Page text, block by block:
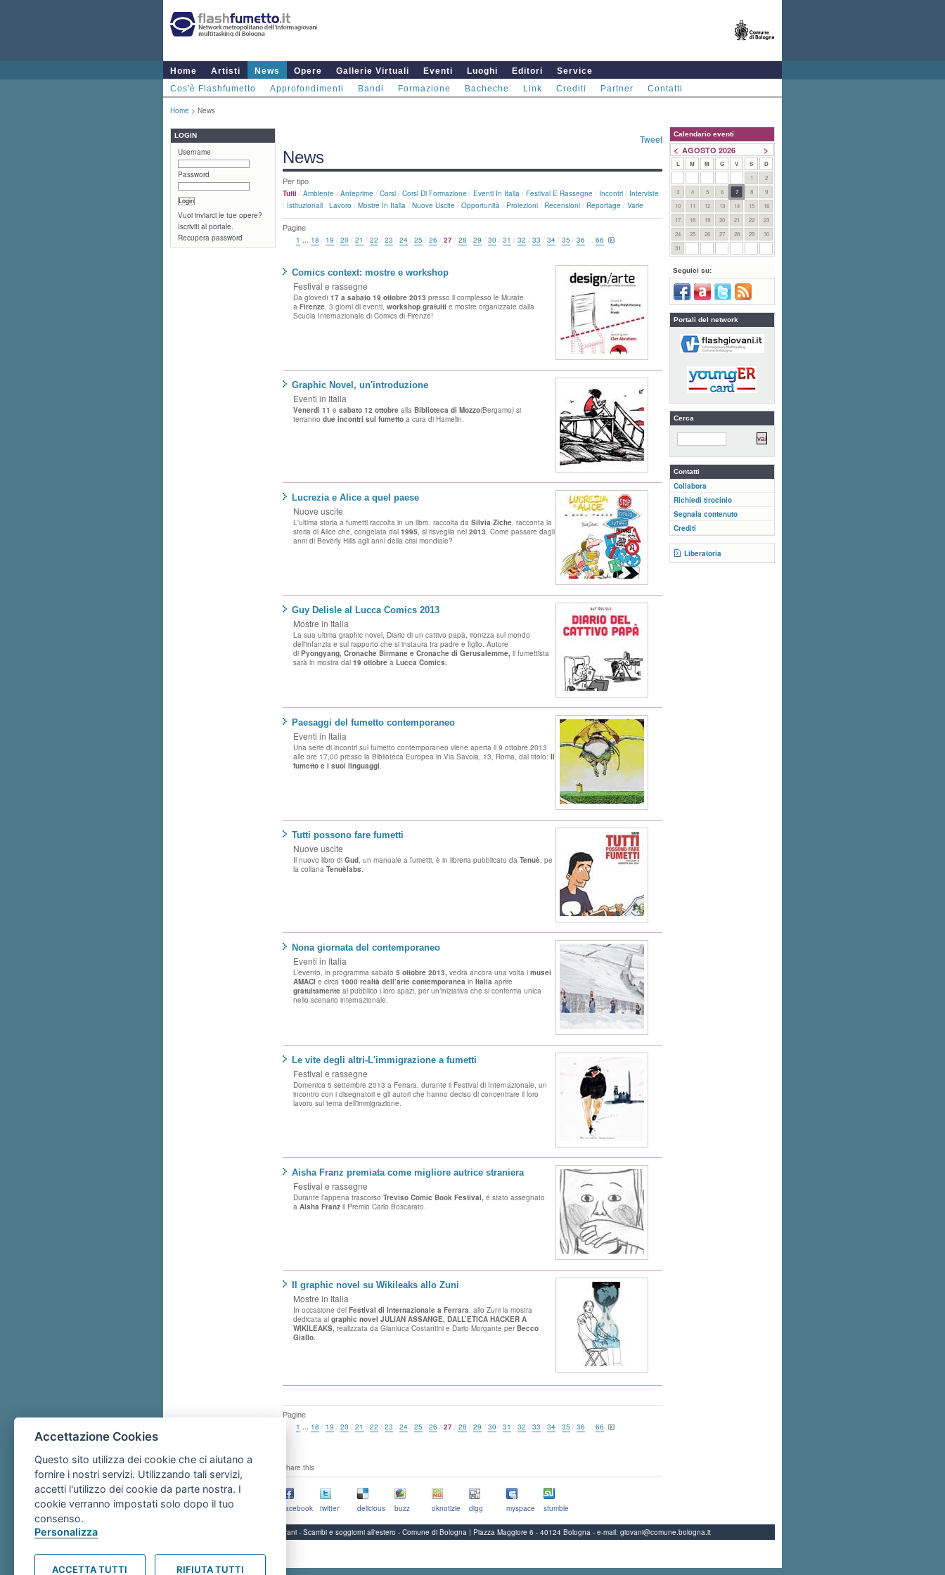
Home Artisti News Opere Gallerie Virtuali Eventi Luoghi Editori
Service
Cos'è Flashfumetto
Approfondimenti Bandi Formazione Bacheche Link Crediti Partner Contatti
Home > News
LOGIN
Username
Password
Vuoi inviarci le tue opere?
Iscriviti al portale.
Recupera password
Tweet
News
Per tipo
Tutti / Ambiente / Anteprime / Corsi / Corsi Di Formazione / Eventi In Italia / Festival E Rassegne / Incontri / Interviste
/ Istituzionali / Lavoro / Mostre In Italia / Nuove Uscite / Opportunità / Proiezioni / Recensioni / Reportage / Varie
Pagine
1 ... 18 / 19 / 20 / 21 / 22 / 23 / 24 / 25 / 26 / 27 / 28 / 29 / 30 / 31 / 32 / 33 / 34 / 35 / 36 ... 66
Comics context: mostre e workshop
Festival e rassegne
Da giovedì 17 a sabato 19 ottobre 2013 presso il complesso le Murate
a Firenze , 3 giorni di eventi, workshop gratuiti e mostre organizzate dalla
Scuola Internazionale di Comics di Firenze!
Graphic Novel, un'introduzione
Eventi in Italia
Venerdì 11 e sabato 12 ottobre alla Biblioteca di Mozzo(Bergamo) si
terranno due incontri sul fumetto a cura di Hamelin.
Lucrezia e Alice a quel paese
Nuove uscite
L'ultima storia a fumetti raccolta in un libro, raccolta da Silvia Ziche , racconta la
storia di Alice che, congelata dal 1995 , si risveglia nel 2013 . Come passare dagli
anni di Beverly Hills agli anni della crisi mondiale?
Guy Delisle al Lucca Comics 2013
Mostre in Italia
La sua ultima graphic novel, Diario di un cattivo papà, ironizza sul mondo
dell'infanzia e sul rapporto che si instaura tra padre e figlio. Autore
di Pyongyang, Cronache Birmane e Cronache di Gerusalemme, il fumettista
sarà in mostra dal 19 ottobre a Lucca Comics.
Paesaggi del fumetto contemporaneo
Eventi in Italia
Una serie di incontri sul fumetto contemporaneo viene aperta il 9 ottobre 2013
alle ore 17,00 presso la Biblioteca Europea in Via Savoia, 13, Roma, dal titolo: Il
fumetto e i suoi linguaggi
Tutti possono fare fumetti
Nuove uscite
Il nuovo libro di Gud , un manuale a fumetti, è in libreria pubblicato da Tenuè , pe
la collana Tenuèlabs
Nona giornata del contemporaneo
Eventi in Italia
L’evento, in programma sabato 5 ottobre 2013, vedrà ancora una volta i musei
AMACI e circa 1000 realtà dell’arte contemporanea in Italia aprire
gratuitamente al pubblico i loro spazi, per un’iniziativa che si conferma unica
nello scenario internazionale.
Le vite degli altri-L'immigrazione a fumetti
Festival e rassegne
Domenica 5 settembre 2013 a Ferrara, durante il Festival di Internazionale, un
incontro con i disegnatori e gli autori che hanno deciso di concentrare il loro
lavoro sul tema dell'immigrazione.
Aisha Franz premiata come migliore autrice straniera
Festival e rassegne
Durante l’appena trascorso Treviso Comic Book Festival, é stato assegnato
a Aisha Franz il Premio Carlo Boscarato.
Il graphic novel su Wikileaks allo Zuni
Mostre in Italia
In occasione del Festival di Internazionale a Ferrara: allo Zuni la mostra
dedicata al graphic novel JULIAN ASSANGE, DALL’ETICA HACKER A
WIKILEAKS, realizzata da Gianluca Costantini e Dario Morgante perBecco
Giallo
Pagine
1 ... 18 / 19 / 20 / 21 / 22 / 23 / 24 / 25 / 26 / 27 / 28 / 29 / 30 / 31 / 32 / 33 / 34 / 35 / 36 ... 66
share this
facebook twitter delicious buzz oknotizie digg myspace stumble
Calendario eventi
>
< AGOSTO 2026
L M M G V S
D
1
2
3
4 5 6 7 8
9
10
11 12 13 14 15
16
17
18 19 20 21 22
23
24
25 26 27 28 29
30
31
Seguici su:
Portali del network
Cerca
Contatti
Collabora
Richiedi tirocinio
Segnala contenuto
Crediti
Liberatoria
Servizi per i giovani - Scambi e soggiorni all'estero - Comune di Bologna | Piazza Maggiore 6 - 40124 Bologna - e-mail: giovani@comune.bologna.it
Accettazione Cookies
Questo sito utilizza dei cookie che ci aiutano a
fornire i nostri servizi. Utilizzando tali servizi,
accetti l'utilizzo dei cookie da parte nostra. I
cookie verranno impostati solo dopo il tuo
consenso.
Personalizza
ACCETTA TUTTI RIFIUTA TUTTI